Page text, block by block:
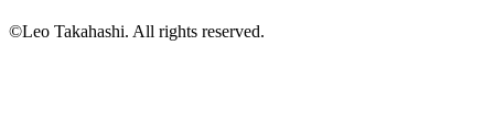
©Leo Takahashi. All rights reserved.